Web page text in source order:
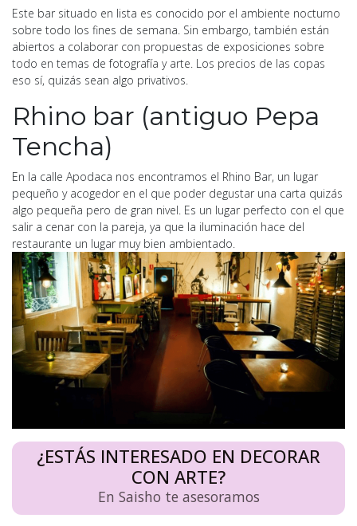
Este bar situado en lista es conocido por el ambiente nocturno
sobre todo los fines de semana. Sin embargo, también están
abiertos a colaborar con propuestas de exposiciones sobre
todo en temas de fotografía y arte. Los precios de las copas
eso sí, quizás sean algo privativos.
Rhino bar (antiguo Pepa
Tencha)
En la calle Apodaca nos encontramos el Rhino Bar, un lugar
pequeño y acogedor en el que poder degustar una carta quizás
algo pequeña pero de gran nivel. Es un lugar perfecto con el que
salir a cenar con la pareja, ya que la iluminación hace del
restaurante un lugar muy bien ambientado.
¿ESTÁS INTERESADO EN DECORAR
CON ARTE?
En Saisho te asesoramos